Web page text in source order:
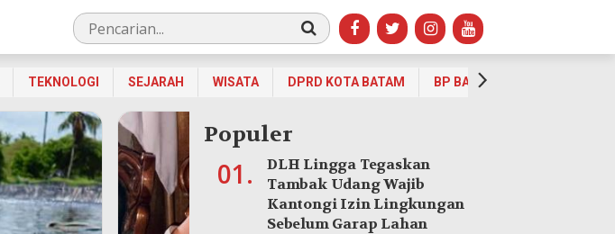
TEKNOLOGI SEJARAH WISATA DPRD KOTA BATAM BP BATAM
Populer
01.
DLH Lingga Tegaskan
Tambak Udang Wajib
Kantongi Izin Lingkungan
Sebelum Garap Lahan